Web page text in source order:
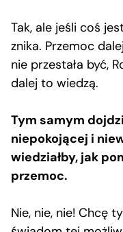
Tak, ale jeśli coś
znika. Przemoc
nie przestała być,
dalej to wiedzą.
Tym samym
niepokojącej i
wiedziałby, jak
przemoc.
Nie, nie, nie! Chcę